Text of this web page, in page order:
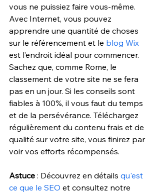
vous ne puissiez faire vous-même.
Avec Internet, vous pouvez
apprendre une quantité de choses
sur le référencement et le blog Wix
est l’endroit idéal pour commencer.
Sachez que, comme Rome, le
classement de votre site ne se fera
pas en un jour. Si les conseils sont
fiables à 100%, il vous faut du temps
et de la persévérance. Téléchargez
régulièrement du contenu frais et de
qualité sur votre site, vous finirez par
voir vos efforts récompensés.
Astuce : Découvrez en détails qu'est
ce que le SEO et consultez notre